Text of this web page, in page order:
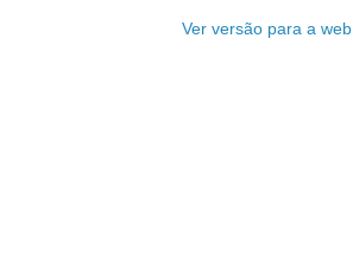
Ver versão para a web